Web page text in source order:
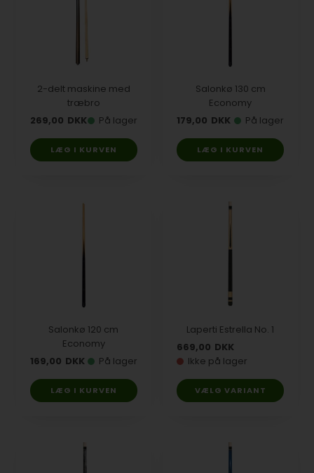
2-delt maskine med
træbro
269,00 DKK På lager
Salonkø 130 cm
Economy
179,00 DKK På lager
Salonkø 120 cm
Economy
169,00 DKK På lager
Laperti Estrella No. 1
669,00 DKK
Ikke på lager
VÆLG VARIANT